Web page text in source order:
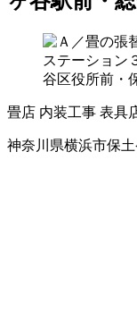
畳店 内装工事 表具
神奈川県横浜市保